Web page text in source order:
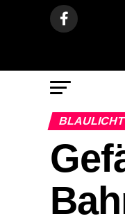
BLAULICHT